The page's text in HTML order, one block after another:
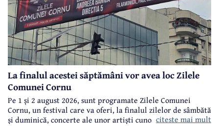
La finalul acestei săptămâni vor avea loc Zilele
Comunei Cornu
Pe 1 și 2 august 2026, sunt programate Zilele Comunei
Cornu, un festival care va oferi, la finalul zilelor de sâmbătă
și duminică, concerte ale unor artiști cunoscuți.citeste mai mult